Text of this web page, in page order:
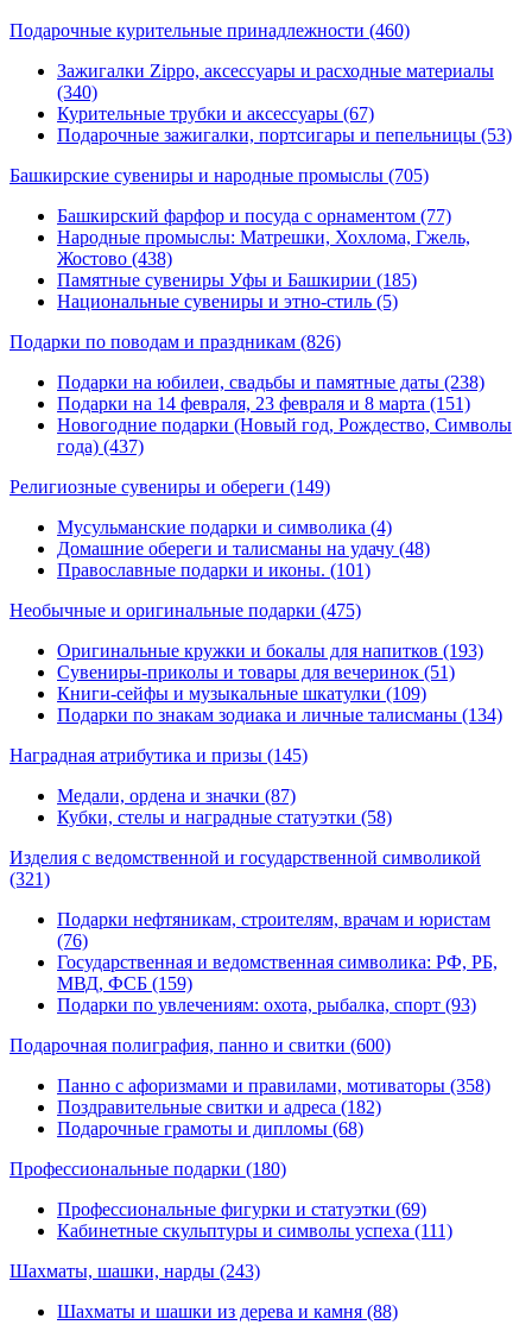
Подарочные курительные принадлежности (460)
Зажигалки Zippo, аксессуары и расходные материалы
(340)
Курительные трубки и аксессуары (67)
Подарочные зажигалки, портсигары и пепельницы (53)
Башкирские сувениры и народные промыслы (705)
Башкирский фарфор и посуда с орнаментом (77)
Народные промыслы: Матрешки, Хохлома, Гжель,
Жостово (438)
Памятные сувениры Уфы и Башкирии (185)
Национальные сувениры и этно-стиль (5)
Подарки по поводам и праздникам (826)
Подарки на юбилеи, свадьбы и памятные даты (238)
Подарки на 14 февраля, 23 февраля и 8 марта (151)
Новогодние подарки (Новый год, Рождество, Символы
года) (437)
Религиозные сувениры и обереги (149)
Мусульманские подарки и символика (4)
Домашние обереги и талисманы на удачу (48)
Православные подарки и иконы. (101)
Необычные и оригинальные подарки (475)
Оригинальные кружки и бокалы для напитков (193)
Сувениры-приколы и товары для вечеринок (51)
Книги-сейфы и музыкальные шкатулки (109)
Подарки по знакам зодиака и личные талисманы (134)
Наградная атрибутика и призы (145)
Медали, ордена и значки (87)
Кубки, стелы и наградные статуэтки (58)
Изделия с ведомственной и государственной символикой
(321)
Подарки нефтяникам, строителям, врачам и юристам
(76)
Государственная и ведомственная символика: РФ, РБ,
МВД, ФСБ (159)
Подарки по увлечениям: охота, рыбалка, спорт (93)
Подарочная полиграфия, панно и свитки (600)
Панно с афоризмами и правилами, мотиваторы (358)
Поздравительные свитки и адреса (182)
Подарочные грамоты и дипломы (68)
Профессиональные подарки (180)
Профессиональные фигурки и статуэтки (69)
Кабинетные скульптуры и символы успеха (111)
Шахматы, шашки, нарды (243)
Шахматы и шашки из дерева и камня (88)